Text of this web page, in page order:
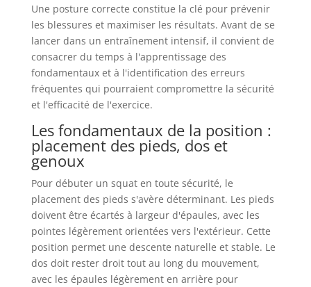
Une posture correcte constitue la clé pour prévenir
les blessures et maximiser les résultats. Avant de se
lancer dans un entraînement intensif, il convient de
consacrer du temps à l'apprentissage des
fondamentaux et à l'identification des erreurs
fréquentes qui pourraient compromettre la sécurité
et l'efficacité de l'exercice.
Les fondamentaux de la position :
placement des pieds, dos et
genoux
Pour débuter un squat en toute sécurité, le
placement des pieds s'avère déterminant. Les pieds
doivent être écartés à largeur d'épaules, avec les
pointes légèrement orientées vers l'extérieur. Cette
position permet une descente naturelle et stable. Le
dos doit rester droit tout au long du mouvement,
avec les épaules légèrement en arrière pour